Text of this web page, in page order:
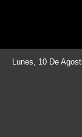
Lunes, 10 De